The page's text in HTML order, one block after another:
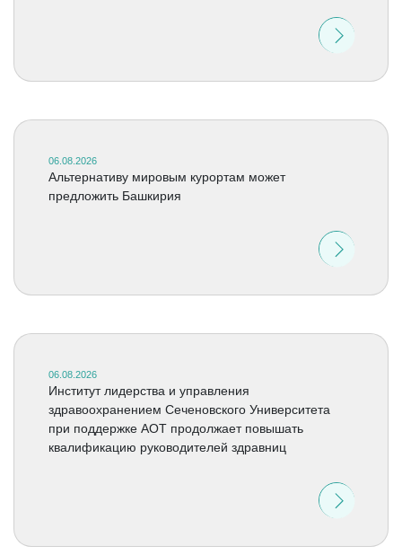
06.08.2026
Альтернативу мировым курортам может
предложить Башкирия
06.08.2026
Институт лидерства и управления
здравоохранением Сеченовского Университета
при поддержке АОТ продолжает повышать
квалификацию руководителей здравниц